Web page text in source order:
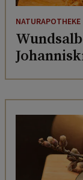
NATURAPOTHEKE